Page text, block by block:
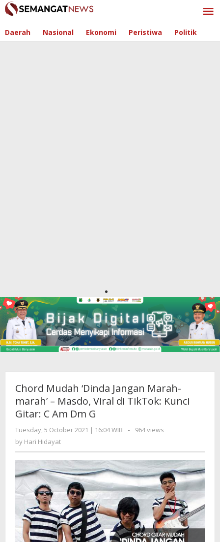
Skip
to
Daerah Nasional Ekonomi Peristiwa Politik
Chord Mudah ‘Dinda Jangan Marah-
marah’ – Masdo, Viral di TikTok: Kunci
Gitar: C Am Dm G
Tuesday, 5 October 2021 | 16:04 WIB
by
-
964 views
by Hari Hidayat